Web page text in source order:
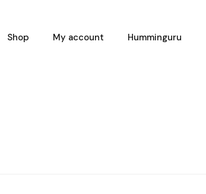
Shop My account Humminguru